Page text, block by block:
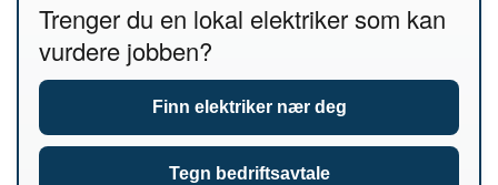
Trenger du en lokal elektriker som kan
vurdere jobben?
Finn elektriker nær deg
Tegn bedriftsavtale